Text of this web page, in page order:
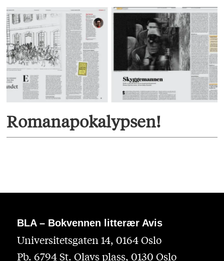
Romanapokalypsen!
BLA – Bokvennen litterær Avis
Universitetsgaten 14, 0164 Oslo
Pb. 6794 St. Olavs plass, 0130 Oslo